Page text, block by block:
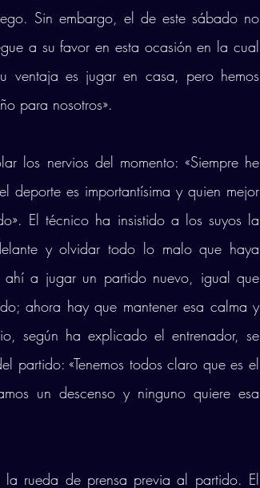
Sin embargo, el de este sábado no
a su favor en esta ocasión en la cual
ventaja es jugar en casa, pero hemos
para nosotros».
los nervios del momento: «Siempre he
deporte es importantísima y quien mejor
El técnico ha insistido a los suyos la
y olvidar todo lo malo que haya
ahí a jugar un partido nuevo, igual que
ahora hay que mantener esa calma y
según ha explicado el entrenador, se
partido: «Tenemos todos claro que es el
un descenso y ninguno quiere esa
la rueda de prensa previa al partido. El